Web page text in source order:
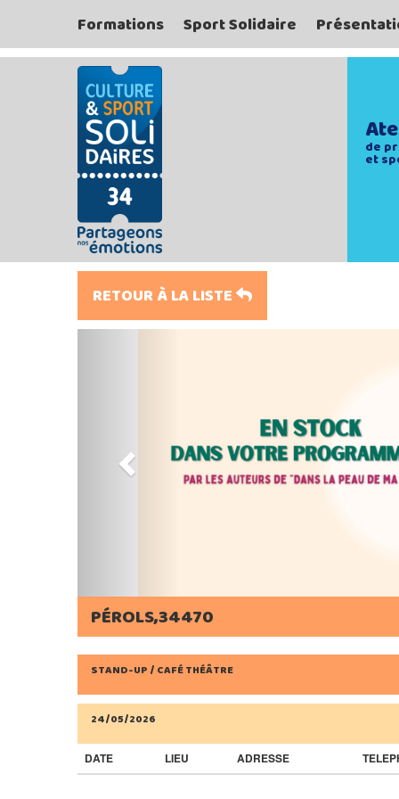
Formations Sport Solidaire
de
et
RETOUR À LA LISTE
Previous
PÉROLS,34470
STAND-UP / CAFÉ THÉÂTRE
24/05/2026
DATE LIEU ADRESSE